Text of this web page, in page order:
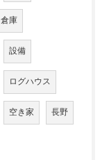
倉庫
設備
ログハウス
空き家 長野